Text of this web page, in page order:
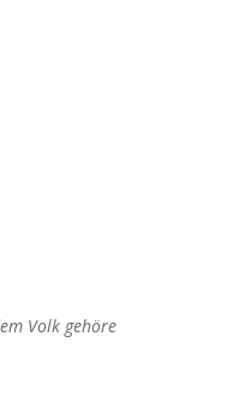
Volk gehöre